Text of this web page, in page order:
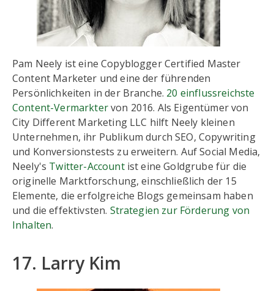
Pam Neely ist eine Copyblogger Certified Master
Content Marketer und eine der führenden
Persönlichkeiten in der Branche. 20 einflussreichste
Content-Vermarktervon 2016. Als Eigentümer von
City Different Marketing LLC hilft Neely kleinen
Unternehmen, ihr Publikum durch SEO, Copywriting
und Konversionstests zu erweitern. Auf Social Media,
Neely's Twitter-Accountist eine Goldgrube für die
originelle Marktforschung, einschließlich der 15
Elemente, die erfolgreiche Blogs gemeinsam haben
und die effektivsten. Strategien zur Förderung von
Inhalten.
17. Larry Kim